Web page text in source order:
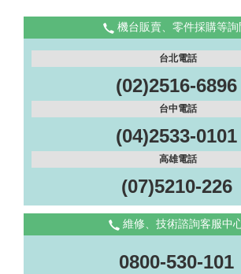
機台販賣、零件採購等詢
台北電話
(02)2516-6896
台中電話
(04)2533-0101
高雄電話
(07)5210-226
維修、技術諮詢客服中
0800-530-101